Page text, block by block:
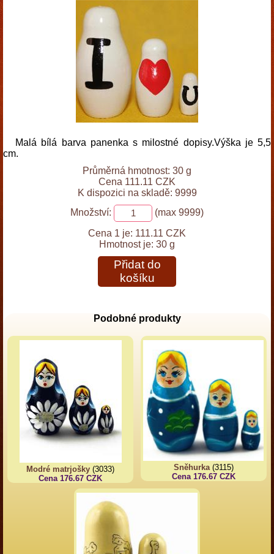
Malá bílá barva panenka s milostné dopisy.Výška je 5,5
cm.
Průměrná hmotnost: 30 g
Cena 111.11 CZK
K dispozici na skladě: 9999
Množství:
(max 9999)
Cena 1 je: 111.11 CZK
Hmotnost je: 30 g
Přidat do
košíku
Podobné produkty
Modré matrjošky (3033)
Cena 176.67 CZK
Sněhurka(3115)
Cena 176.67 CZK